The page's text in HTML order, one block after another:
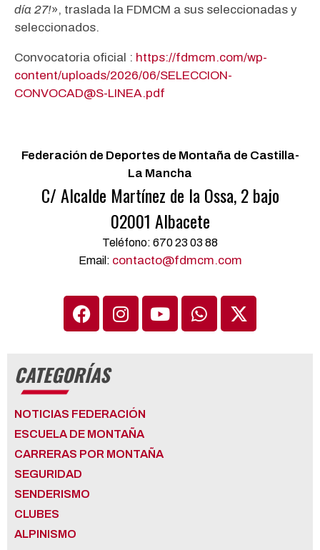
día 27!», traslada la FDMCM a sus seleccionadas y
seleccionados.
Convocatoria oficial : https://fdmcm.com/wp-
content/uploads/2026/06/SELECCION-
CONVOCAD@S-LINEA.pdf
Federación de Deportes de Montaña de Castilla-
La Mancha
C/ Alcalde Martínez de la Ossa, 2 bajo
02001 Albacete
Teléfono: 670 23 03 88
Email: contacto@fdmcm.com
CATEGORÍAS
NOTICIAS FEDERACIÓN
ESCUELA DE MONTAÑA
CARRERAS POR MONTAÑA
SEGURIDAD
SENDERISMO
CLUBES
ALPINISMO